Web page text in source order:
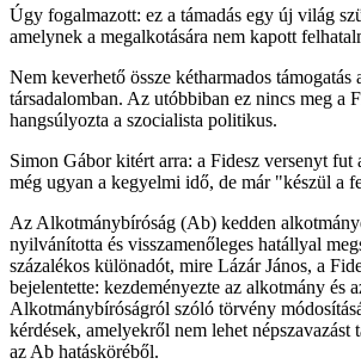
Úgy fogalmazott: ez a támadás egy új világ
amelynek a megalkotására nem kapott
Nem keverhető össze kétharmados támogatás
társadalomban. Az utóbbiban ez nincs meg a
hangsúlyozta a szocialista politikus.
Simon Gábor kitért arra: a Fidesz versenyt fut
még ugyan a kegyelmi idő, de már "készül a
Az Alkotmánybíróság (Ab) kedden
nyilvánította és visszamenőleges hatállyal
százalékos különadót, mire Lázár János, a
bejelentette: kezdeményezte az alkotmány és
Alkotmánybíróságról szóló törvény
kérdések, amelyekről nem lehet népszavazást
az Ab hatásköréből.